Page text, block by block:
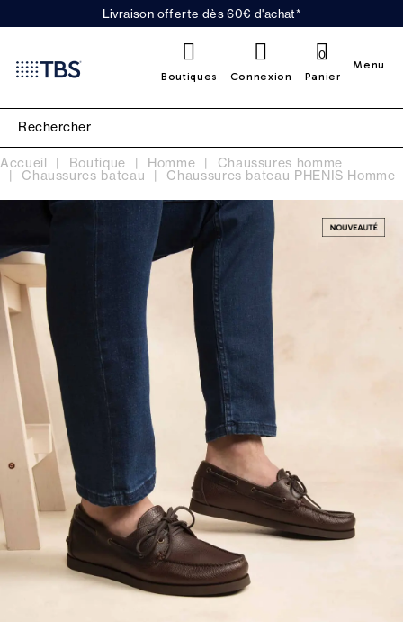
Livraison offerte dès 60€ d'achat*
Boutiques Connexion Panier
0
Menu
Accueil Boutique Homme Chaussures homme
Chaussures bateau Chaussures bateau PHENIS Homme